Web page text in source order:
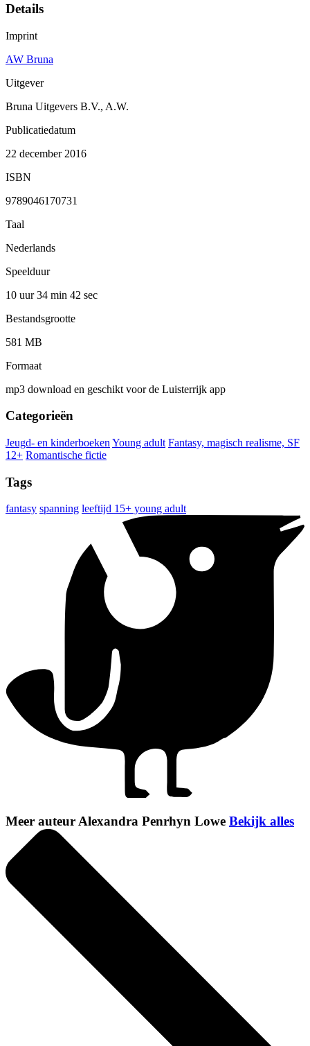
Details
Imprint
AW Bruna
Uitgever
Bruna Uitgevers B.V., A.W.
Publicatiedatum
22 december 2016
ISBN
9789046170731
Taal
Nederlands
Speelduur
10 uur 34 min 42 sec
Bestandsgrootte
581 MB
Formaat
mp3 download en geschikt voor de Luisterrijk app
Categorieën
Jeugd- en kinderboeken Young adult Fantasy, magisch realisme, SF
12+ Romantische fictie
Tags
fantasy spanning leeftijd 15+ young adult
Meer auteur Alexandra Penrhyn Lowe Bekijk alles